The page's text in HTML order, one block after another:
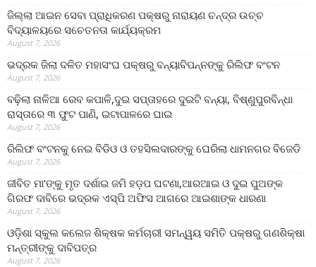
ଜିଲ୍ଲା ଆଇନ ସେବା ପ୍ରାଧିକରଣ ପକ୍ଷରୁ ନାରାୟଣ ଚନ୍ଦ୍ର ଉଚ୍ଚ
ବିଦ୍ୟାଳୟରେ ସଚେତନତା କାର୍ଯ୍ୟକ୍ରମ
August 7, 2026
ଭଦ୍ରକ ଜିଲା ଦଳିତ ମହାସଂଘ ପକ୍ଷରୁ ବନ୍ୟାବିପନ୍ନଙ୍କୁ ରିଲିଫ ବଂଟନ
August 7, 2026
ବଢ଼ିଲା ନାଳିଆ ରେବ କପାଳି,ଦୁଇ ସପ୍ତାହରେ ଦୁଇଟି ବନ୍ୟା, ବିଷ୍ଣୁପୁରବିନ୍ଧା
ରାସ୍ତାରେ ୩ ଫୁଟ ପାଣି, ଇଟାପାଳରେ ଘାଇ
August 7, 2026
ରିଲିଫ ବଂଟନକୁ ନେଇ ବିଡିଓ ଓ ତହସିଲଦାରଙ୍କୁ ଘେରିଲା ଧାମନଗର ବିଜେଡି
August 7, 2026
ଜୀବିତ ମା’ଙ୍କୁ ମୃତ ଦର୍ଶାଇ ଜମି ହଡ଼ପ ଘଟଣା,ଆରଆଇ ଓ ଦୁଇ ପୁଅଙ୍କ
ଗିରଫ ଦାବିରେ ଭଦ୍ରକ ଏସ୍‌ପି ଅଫିସ ଆଗରେ ଆଇଶାଙ୍କ ଧାରଣା
August 7, 2026
ଓଡ଼ିଶା ସ୍କୁଲ କଲେଜ ଶିକ୍ଷକ କର୍ମଚାରୀ ସମନ୍ୱୟ ସମିତି ପକ୍ଷରୁ ଗଣଶିକ୍ଷା
ମନ୍ତ୍ରୀଙ୍କୁ ଦାବିପତ୍ର
August 7, 2026